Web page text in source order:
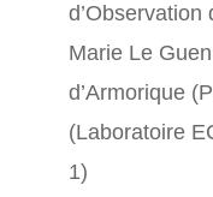
d’Observation
Marie Le
d’Armorique
(Laboratoire
1)